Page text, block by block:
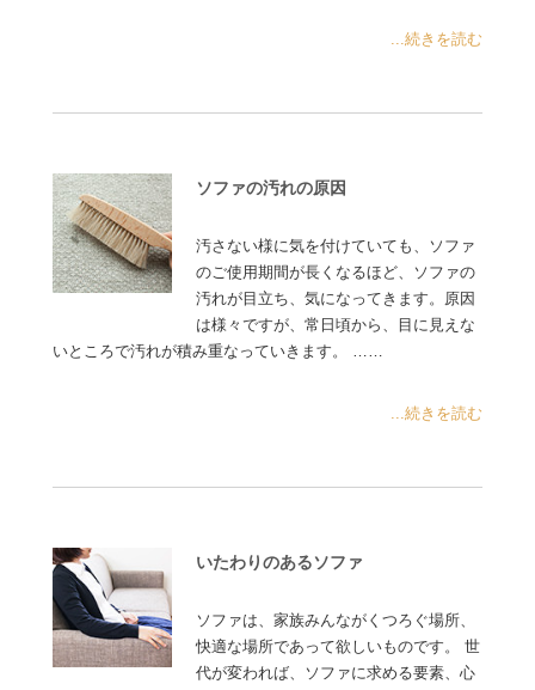
...続きを読む
ソファの汚れの原因
汚さない様に気を付けていても、ソファ
のご使用期間が長くなるほど、ソファの
汚れが目立ち、気になってきます。原因
は様々ですが、常日頃から、目に見えな
いところで汚れが積み重なっていきます。 ……
...続きを読む
いたわりのあるソファ
ソファは、家族みんながくつろぐ場所、
快適な場所であって欲しいものです。 世
代が変われば、ソファに求める要素、心